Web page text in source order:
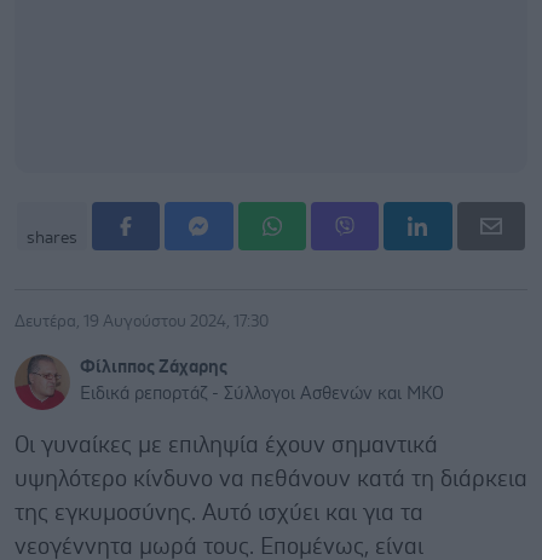
shares
Δευτέρα, 19 Αυγούστου 2024, 17:30
Φίλιππος Ζάχαρης
Ειδικά ρεπορτάζ - Σύλλογοι Ασθενών και ΜΚΟ
Οι γυναίκες με επιληψία έχουν σημαντικά
υψηλότερο κίνδυνο να πεθάνουν κατά τη διάρκεια
της εγκυμοσύνης. Αυτό ισχύει και για τα
νεογέννητα μωρά τους. Επομένως, είναι